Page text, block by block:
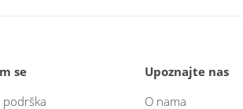
se
podrška
Upoznajte nas
O nama